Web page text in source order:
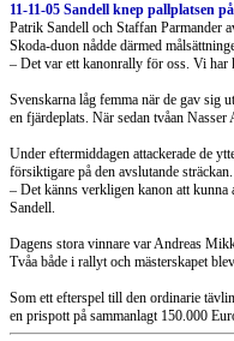
11-11-05 Sandell knep pallplatsen
Patrik Sandell och Staffan Parmander
Skoda-duon nådde därmed
– Det var ett kanonrally för oss. Vi har
Svenskarna låg femma när de gav sig
en fjärdeplats. När sedan tvåan
Under eftermiddagen attackerade de
försiktigare på den avslutande sträckan.
– Det känns verkligen kanon att kunna
Sandell.
Dagens stora vinnare var Andreas
Tvåa både i rallyt och mästerskapet
Som ett efterspel till den ordinarie
en prispott på sammanlagt 150.000